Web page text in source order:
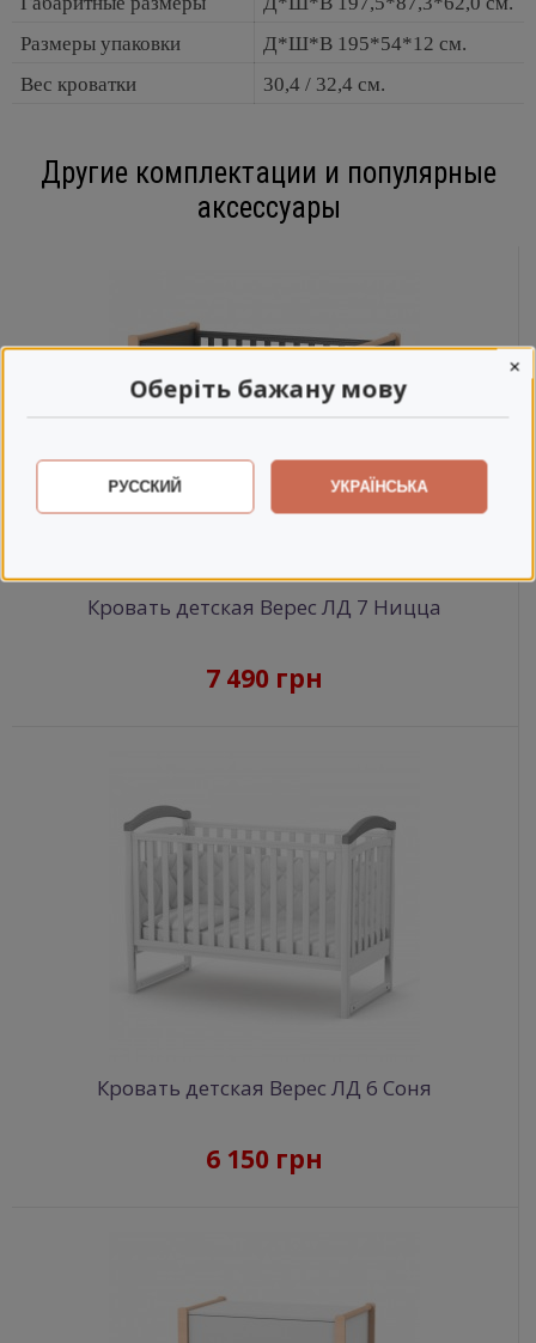
Размеры упаковки
Д*Ш*В 195*54*12 см.
Вес кроватки
30,4 / 32,4 см.
Другие комплектации и популярные
аксессуары
Кровать детская Верес ЛД 7 Ницца
7 490 грн
Кровать детская Верес ЛД 6 Соня
6 150 грн
Оберіть бажану мову
×
РУССКИЙ УКРАЇНСЬКА